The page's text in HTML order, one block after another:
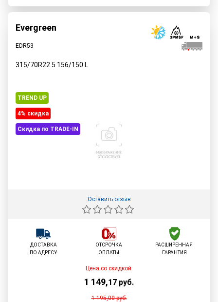
Evergreen
EDR53
315/70R22.5 156/150 L
TREND UP
4% cкидка
Скидка по TRADE-IN
Оставить отзыв
ДОСТАВКА
ПО АДРЕСУ
ОТСРОЧКА
ОПЛАТЫ
РАСШИРЕННАЯ
ГАРАНТИЯ
Цена со скидкой:
1 149,17 руб.
1 195,00руб.